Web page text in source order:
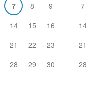
7 8
9
14 15
16
21 22
23
28 29
30
7
14
21
28